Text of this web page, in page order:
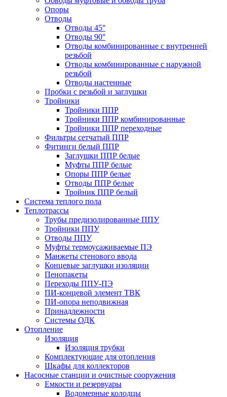
Опоры
Отводы
Отводы 45°
Отводы 90°
Отводы комбинированные с внутренней
резьбой
Отводы комбинированные с наружной
резьбой
Отводы настенные
Пробки с резьбой и заглушки
Тройники
Тройники ППР
Тройники ППР комбинированные
Тройники ППР переходные
Фильтры сетчатый ППР
Фитинги белый ППР
Заглушки ППР белые
Муфты ППР белые
Опоры ППР белые
Отводы ППР белые
Тройник ППР белый
Система теплого пола
Теплотрассы
Трубы предизолированные ППУ
Тройники ППУ
Отводы ППУ
Муфты термоусаживаемые ПЭ
Манжеты стенового ввода
Концевые заглушки изоляции
Пенопакеты
Переходы ППУ-ПЭ
ПИ-концевой элемент ТВК
ПИ-опора неподвижная
Принадлежности
Системы ОДК
Отопление
Изоляция
Изоляция трубки
Комплектующие для отопления
Шкафы для коллекторов
Насосные станции и очистные сооружения
Емкости и резервуары
Водомерные колодцы